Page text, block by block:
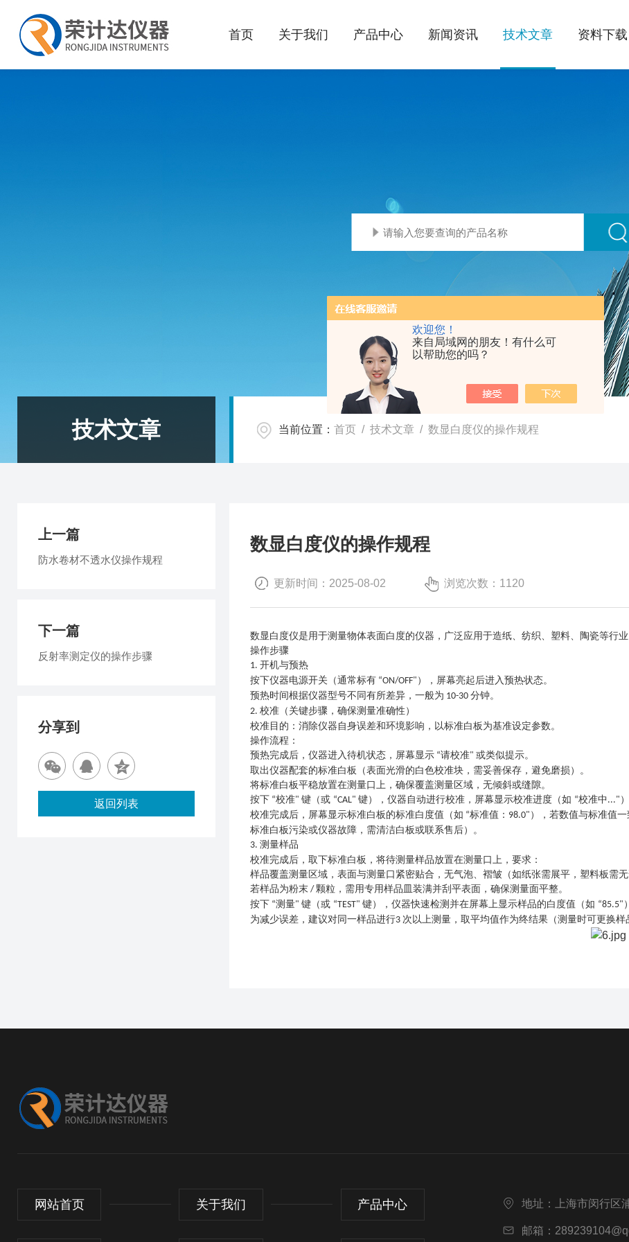
欢迎您！
来自局域网的朋友！有什么可
以帮助您的吗？
首页 关于我们 产品中心 新闻资讯 技术文章 资料下载
技术文章 当前位置： 首页 / 技术文章 / 数显白度仪的操作规程
数显白度仪的操作规程
更新时间：2025-08-02 浏览次数：1120
数显白度仪是用于测量物体表面白度的仪器，广泛应用于造纸、纺织、塑料、陶瓷等行业
操作步骤
1. 开机与预热
按下仪器电源开关（通常标有 “ON/OFF" ），屏幕亮起后进入预热状态。
预热时间根据仪器型号不同有所差异，一般为 10-30 分钟。
2. 校准（关键步骤，确保测量准确性）
校准目的 ：消除仪器自身误差和环境影响，以标准白板为基准设定参数。
操作流程 ：
预热完成后，仪器进入待机状态，屏幕显示 “请校准" 或类似提示。
取出仪器配套的标准白板
（表面光滑的白色校准块，需妥善保存，避免磨损）。
将标准白板平稳放置在测量口上，确保覆盖测量区域，无倾斜或缝隙。
按下 “校准" 键（或 “CAL" 键），仪器自动进行校准，屏幕显示校准进度（如 “校准中 ..."
校准完成后，屏幕显示标准白板的标准白度值（如 “标准值： 98.0" ），若数值与标准值
标准白板污染或仪器故障，需清洁白板或联系售后）。
3. 测量样品
校准完成后，取下标准白板，将待测量样品放置在测量口上，要求：
样品覆盖测量区域，表面与测量口紧密贴合，无气泡、褶皱（如纸张需展平，塑料板需无
若样品为粉末 / 颗粒，需用专用样品皿装满并刮平表面，确保测量面平整。
按下 “测量" 键（或 “TEST" 键），仪器快速检测并在屏幕上显示样品的白度值（如 “85.5"
为减少误差，建议对同一样品进行3 次以上测量 ，取平均值作为终结果（测量时可更换
上一篇
防水卷材不透水仪操作规程
下一篇
反射率测定仪的操作步骤
分享到
返回列表
网站首页 关于我们 产品中心 地址：上海市闵行区
邮箱：